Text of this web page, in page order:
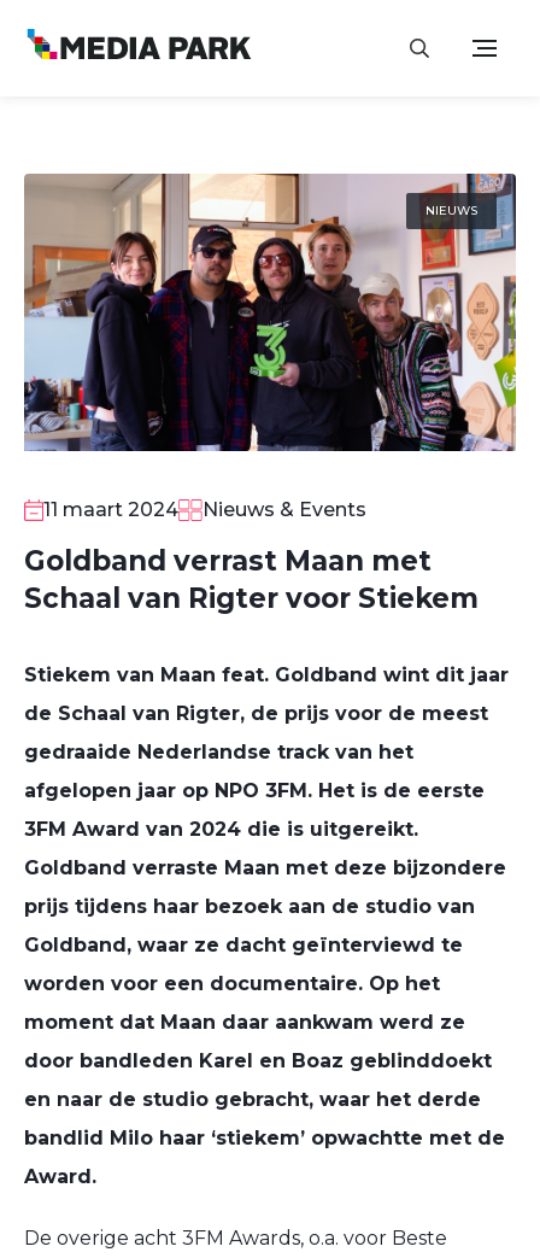
NIEUWS
11 maart 2024 Nieuws & Events
Goldband verrast Maan met
Schaal van Rigter voor Stiekem
Stiekem van Maan feat. Goldband wint dit jaar
de Schaal van Rigter, de prijs voor de meest
gedraaide Nederlandse track van het
afgelopen jaar op NPO 3FM. Het is de eerste
3FM Award van 2024 die is uitgereikt.
Goldband verraste Maan met deze bijzondere
prijs tijdens haar bezoek aan de studio van
Goldband, waar ze dacht geïnterviewd te
worden voor een documentaire. Op het
moment dat Maan daar aankwam werd ze
door bandleden Karel en Boaz geblinddoekt
en naar de studio gebracht, waar het derde
bandlid Milo haar ‘stiekem’ opwachtte met de
Award.
De overige acht 3FM Awards, o.a. voor Beste